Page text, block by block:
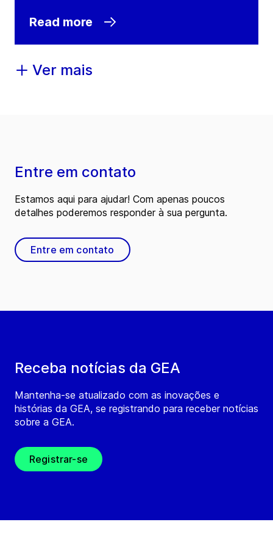
Read more
Ver mais
Receba notícias da GEA
Mantenha-se atualizado com as inovações e
histórias da GEA, se registrando para receber notícias
sobre a GEA.
Registrar-se
Entre em contato
Estamos aqui para ajudar! Com apenas poucos
detalhes poderemos responder à sua pergunta.
Entre em contato